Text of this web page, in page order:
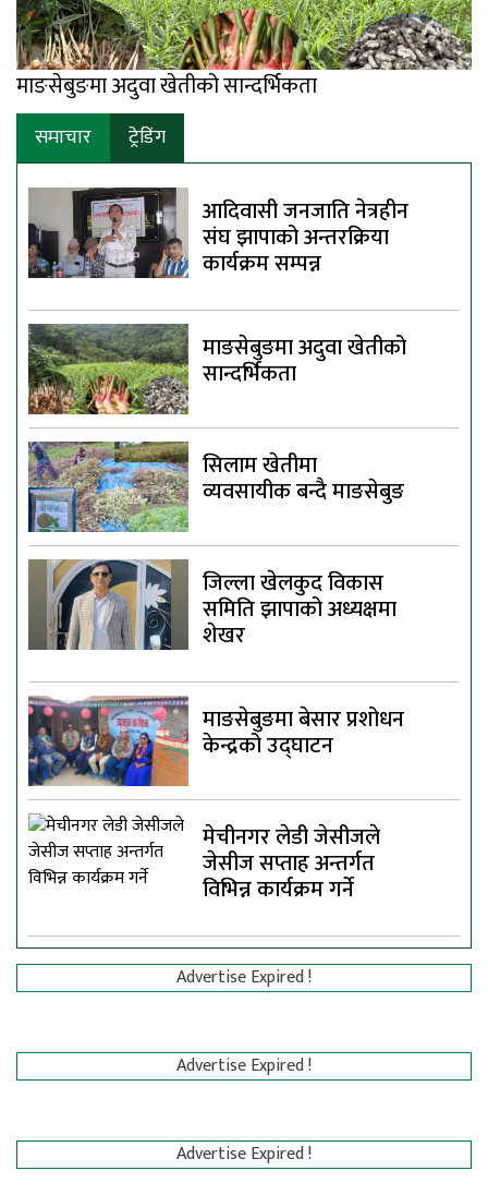
माङसेबुङमा अदुवा खेतीको सान्दर्भिकता
समाचार ट्रेडिंग
आदिवासी जनजाति नेत्रहीन
संघ झापाको अन्तरक्रिया
कार्यक्रम सम्पन्न
माङसेबुङमा अदुवा खेतीको
सान्दर्भिकता
सिलाम खेतीमा
व्यवसायीक बन्दै माङसेबुङ
जिल्ला खेलकुद विकास
समिति झापाको अध्यक्षमा
शेखर
माङसेबुङमा बेसार प्रशोधन
केन्द्रको उद्घाटन
मेचीनगर लेडी जेसीजले
जेसीज सप्ताह अन्तर्गत
विभिन्न कार्यक्रम गर्ने
Advertise Expired !
Advertise Expired !
Advertise Expired !